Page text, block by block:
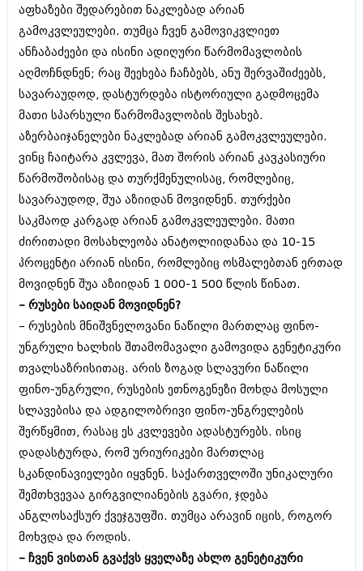
აფხაზები შედარებით ნაკლებად არიან
გამოკვლეულები. თუმცა ჩვენ გამოვიკვლიეთ
ანჩაბაძეები და ისინი ადიღური წარმომავლობის
აღმოჩნდნენ; რაც შეეხება ჩაჩბებს, ანუ შერვაშიძეებს,
სავარაუდოდ, დასტურდება ისტორიული გადმოცემა
მათი სპარსული წარმომავლობის შესახებ.
აზერბაიჯანელები ნაკლებად არიან გამოკვლეულები.
ვინც ჩაიტარა კვლევა, მათ შორის არიან კავკასიური
წარმოშობისაც და თურქმენულისაც, რომლებიც,
სავარაუდოდ, შუა აზიიდან მოვიდნენ. თურქები
საკმაოდ კარგად არიან გამოკვლეულები. მათი
ძირითადი მოსახლეობა ანატოლიიდანაა და 10-15
პროცენტი არიან ისინი, რომლებიც ოსმალებთან ერთად
მოვიდნენ შუა აზიიდან 1 000-1 500 წლის წინათ.
– რუსები საიდან მოვიდნენ?
– რუსების მნიშვნელოვანი ნაწილი მართლაც ფინო-
უნგრული ხალხის შთამომავალი გამოვიდა გენეტიკური
თვალსაზრისითაც. არის ზოგად სლავური ნაწილი
ფინო-უნგრული, რუსების ეთნოგენეზი მოხდა მოსული
სლავებისა და ადგილობრივი ფინო-უნგრელების
შერწყმით, რასაც ეს კვლევები ადასტურებს. ისიც
დადასტურდა, რომ ურიურიკები მართლაც
სკანდინავიელები იყვნენ. საქართველოში უნიკალური
შემთხვევაა გირგვილიანების გვარი, ჯდება
ანგლოსაქსურ ქვეჯგუფში. თუმცა არავინ იცის, როგორ
მოხვდა და როდის.
– ჩვენ ვისთან გვაქვს ყველაზე ახლო გენეტიკური